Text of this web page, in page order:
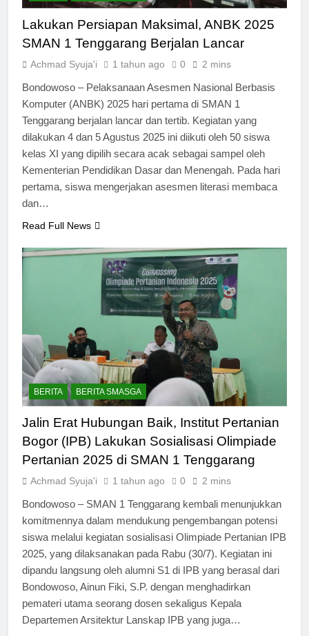
Lakukan Persiapan Maksimal, ANBK 2025
SMAN 1 Tenggarang Berjalan Lancar
Achmad Syuja'i 1 tahun ago 0 2 mins
Bondowoso – Pelaksanaan Asesmen Nasional Berbasis
Komputer (ANBK) 2025 hari pertama di SMAN 1
Tenggarang berjalan lancar dan tertib. Kegiatan yang
dilakukan 4 dan 5 Agustus 2025 ini diikuti oleh 50 siswa
kelas XI yang dipilih secara acak sebagai sampel oleh
Kementerian Pendidikan Dasar dan Menengah. Pada hari
pertama, siswa mengerjakan asesmen literasi membaca
dan…
Read Full News
BERITA BERITA SMASGA
Jalin Erat Hubungan Baik, Institut Pertanian
Bogor (IPB) Lakukan Sosialisasi Olimpiade
Pertanian 2025 di SMAN 1 Tenggarang
Achmad Syuja'i 1 tahun ago 0 2 mins
Bondowoso – SMAN 1 Tenggarang kembali menunjukkan
komitmennya dalam mendukung pengembangan potensi
siswa melalui kegiatan sosialisasi Olimpiade Pertanian IPB
2025, yang dilaksanakan pada Rabu (30/7). Kegiatan ini
dipandu langsung oleh alumni S1 di IPB yang berasal dari
Bondowoso, Ainun Fiki, S.P. dengan menghadirkan
pemateri utama seorang dosen sekaligus Kepala
Departemen Arsitektur Lanskap IPB yang juga…